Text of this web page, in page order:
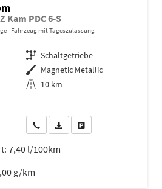
Kam PDC 6-S
Fahrzeug mit Tageszulassung
Getriebe Schaltgetriebe
Außenfarbe Magnetic Metallic
Kilometerstand 10 km
Wir rufen Sie anPDF-Datei, Fahrzeugexposé
7,40 l/100km
g/km